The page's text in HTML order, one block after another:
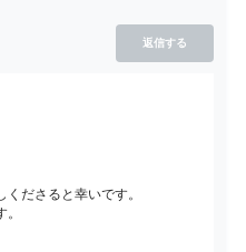
返信する
ださると幸いです。
。